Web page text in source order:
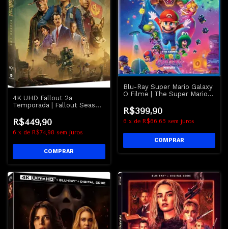
4K UHD Fallout 2a
Temporada | Fallout Season
R$449,90
6 x de R$74,98 sem juros
Blu-Ray Super Mario Galaxy
O Filme | The Super Mario
R$399,90
6 x de R$66,65 sem juros